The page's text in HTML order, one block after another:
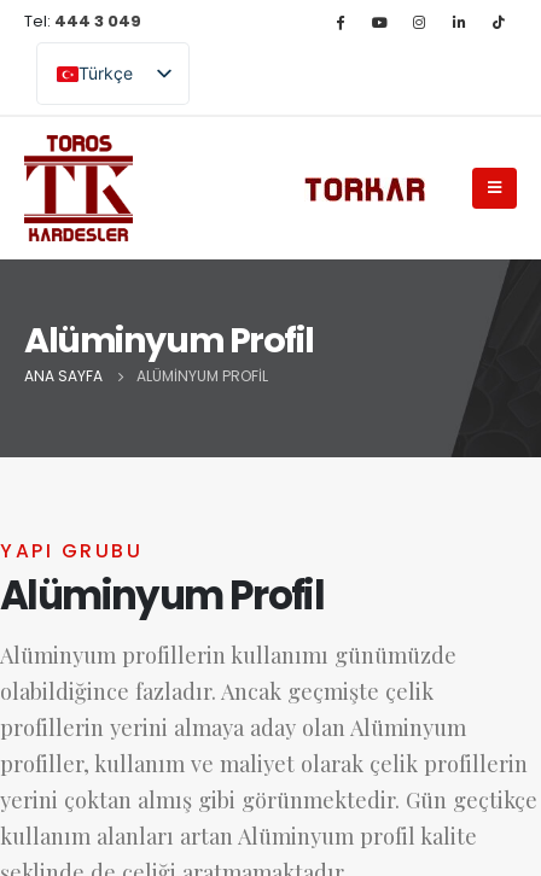
Tel: 444 3 049
Türkçe
English (UK)
Alüminyum Profil
ANA SAYFA ALÜMINYUM PROFIL
YAPI GRUBU
Alüminyum Profil
Alüminyum profillerin kullanımı günümüzde
olabildiğince fazladır. Ancak geçmişte çelik
profillerin yerini almaya aday olan Alüminyum
profiller, kullanım ve maliyet olarak çelik profillerin
yerini çoktan almış gibi görünmektedir. Gün geçtikçe
kullanım alanları artan Alüminyum profil kalite